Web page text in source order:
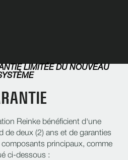
LIMITÉE DU NOUVEAU
Reinke bénéficient d'une
de deux (2) ans et de garanties
principaux, comme
ci-dessous :